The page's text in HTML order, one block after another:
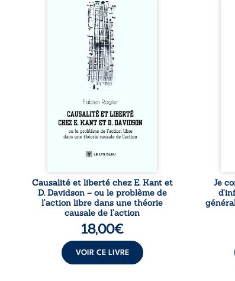
Sommes-nous vraiment libres
si chacun de nos actes s’inscrit
dans une chaîne de causes ? À
travers une confrontation
entre les pensées d’Emmanuel
Kant et de Donald Davidson,
cet essai explore les liens entre
libre arbitre, déterminisme
causal et responsabilité. De la
volonté kantienne au monisme
anomal de Davidson, il
interroge la manière dont les
intentions et les croyances
peuvent ...
Causalité et liberté chez E. Kant et
D. Davidson – ou le problème de
l’action libre dans une théorie
causale de l’action
18,00€
VOIR CE LIVRE
Je
et
Je